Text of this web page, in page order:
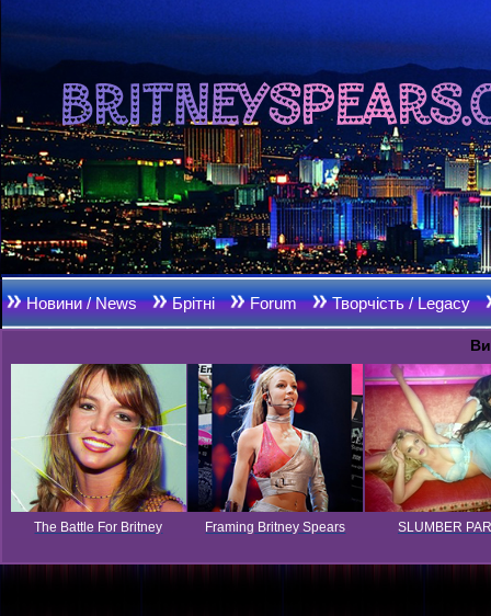
Новини / News Брітні Forum Творчість / Legacy
The Battle For Britney Framing Britney Spears SLUMBER